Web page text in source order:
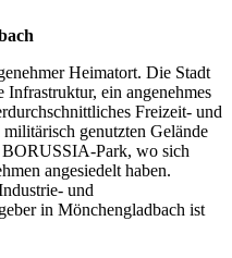
Heimatort. Die Stadt
Infrastruktur, ein angenehmes
Freizeit- und
genutzten Gelände
BORUSSIA-Park, wo sich
angesiedelt haben.
und
in Mönchengladbach ist